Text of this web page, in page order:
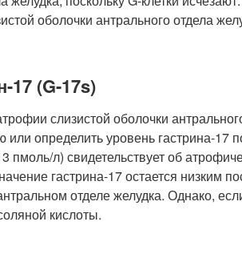
оболочки антрального отдела
17 (G-17s)
слизистой оболочки
определить уровень гастрина-17
пмоль/л) свидетельствует об
гастрина-17 остается низким
отделе желудка. Однако,
кислоты.